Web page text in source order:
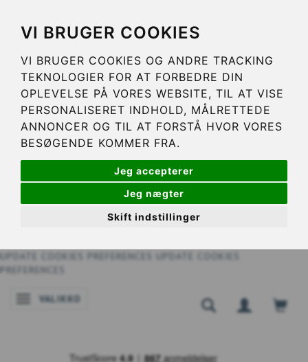
VI BRUGER COOKIES
VI BRUGER COOKIES OG ANDRE TRACKING
TEKNOLOGIER FOR AT FORBEDRE DIN
OPLEVELSE PÅ VORES WEBSITE, TIL AT VISE
PERSONALISERET INDHOLD, MÅLRETTEDE
ANNONCER OG TIL AT FORSTÅ HVOR VORES
BESØGENDE KOMMER FRA.
Jeg accepterer
Jeg nægter
Skift indstillinger
UPDATE COOKIES PREFERENCES
UPDATE COOKIES
PREFERENCES
VAIHDA NAVIGOINNIN TILAA
VALIKKO